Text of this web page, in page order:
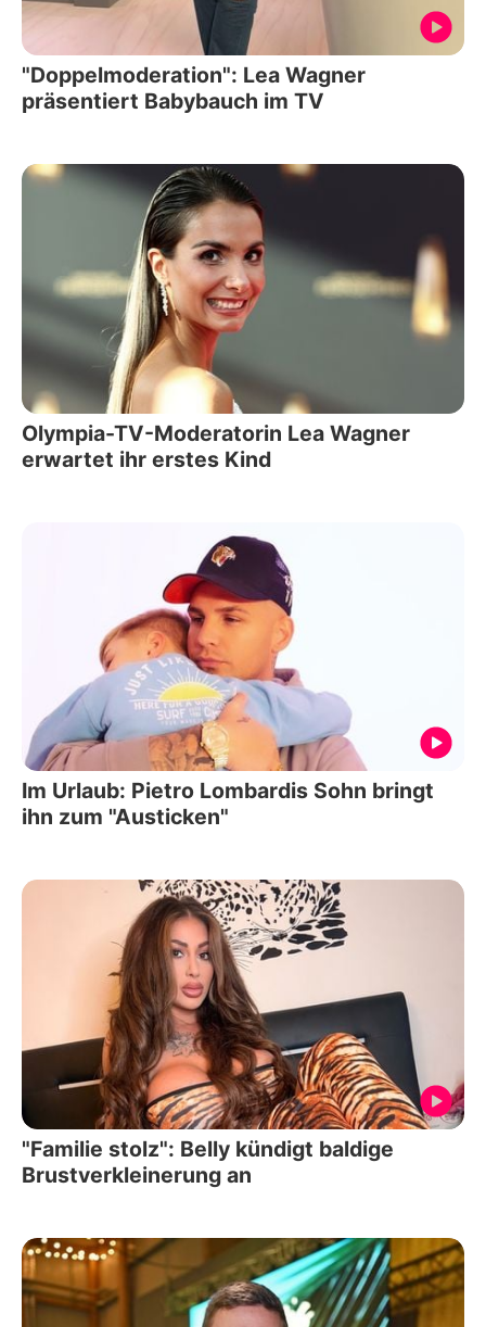
"Doppelmoderation": Lea Wagner
präsentiert Babybauch im TV
Olympia-TV-Moderatorin Lea Wagner
erwartet ihr erstes Kind
Im Urlaub: Pietro Lombardis Sohn bringt
ihn zum "Austicken"
"Familie stolz": Belly kündigt baldige
Brustverkleinerung an